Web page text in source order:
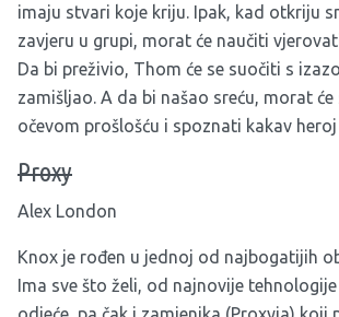
imaju stvari koje kriju. Ipak, kad otkriju
zavjeru u grupi, morat će naučiti
Da bi preživio, Thom će se suočiti s
zamišljao. A da bi našao sreću, morat će
očevom prošlošću i spoznati kakav
Proxy
Alex London
Knox je rođen u jednoj od najbogatijih
Ima sve što želi, od najnovije